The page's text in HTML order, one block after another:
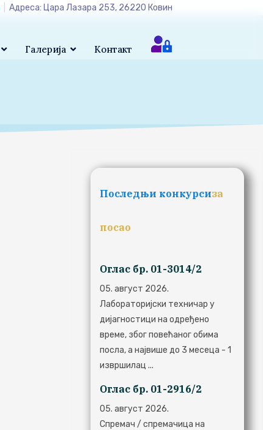
Адреса: Цара Лазара 253, 26220 Ковин
Галерија Контакт
Последњи конкурсиза
посао
Оглас бр. 01-3014/2
05. август 2026.
Лабораторијски техничар у
дијагностици на одређено
време, због повећаног обима
посла, а највише до 3 месеца - 1
извршилац ...
Оглас бр. 01-2916/2
05. август 2026.
Спремач / спремачица на